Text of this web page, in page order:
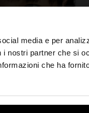
media e per
nostri partner che si
che ha
su United